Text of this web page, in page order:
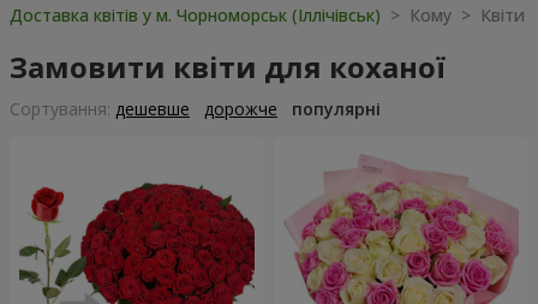
Доставка квітів у м. Чорноморськ (Іллічівськ) > Кому > Квіти
Замовити квіти для коханої
Сортування: дешевше дорожче популярні